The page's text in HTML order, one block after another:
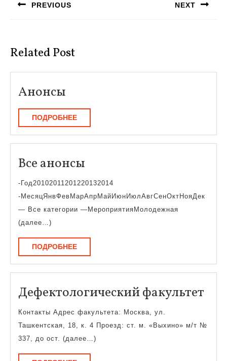
записям
PREVIOUS NEXT
Related Post
Анонсы
ПОДРОБНЕЕПОДРОБНЕЕ
Все анонсы
анонсы
-Год20102011201220132014
-МесяцЯнвФевМарАпрМайИюнИюлАвгСенОктНояДек
— Все категории —МероприятияМолодежная
(далее…)
ПОДРОБНЕЕПОДРОБНЕЕ
Дефектологический факультет
Контакты Адрес факультета: Москва, ул.
Ташкентская, 18, к. 4 Проезд: ст. м. «Выхино» м/т №
337, до ост. (далее…)